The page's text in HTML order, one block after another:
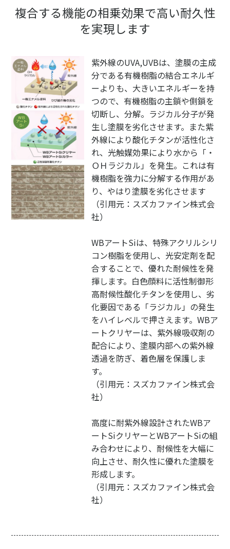
複合する機能の相乗効果で高い耐久性
を実現します
紫外線のUVA,UVBは、塗膜の主成
分である有機樹脂の結合エネルギ
ーよりも、大きいエネルギーを持
つので、有機樹脂の主鎖や側鎖を
切断し、分解。ラジカル分子が発
生し塗膜を劣化させます。また紫
外線により酸化チタンが活性化さ
れ、光触媒効果により水から「・
ＯＨラジカル」を発生。これは有
機樹脂を強力に分解する作用があ
り、やはり塗膜を劣化させます
（引用元：スズカファイン株式会
社）
WBアートSiは、特殊アクリルシリ
コン樹脂を使用し、光安定剤を配
合することで、優れた耐候性を発
揮します。白色顔料に活性制御形
高耐候性酸化チタンを使用し、劣
化要因である「ラジカル」の発生
をハイレベルで押さえます。WBア
ートクリヤーは、紫外線吸収剤の
配合により、塗膜内部への紫外線
透過を防ぎ、着色層を保護しま
す。
（引用元：スズカファイン株式会
社）
高度に耐紫外線設計されたWBア
ートSiクリヤーとWBアートSiの組
み合わせにより、耐候性を大幅に
向上させ、耐久性に優れた塗膜を
形成します。
（引用元：スズカファイン株式会
社）